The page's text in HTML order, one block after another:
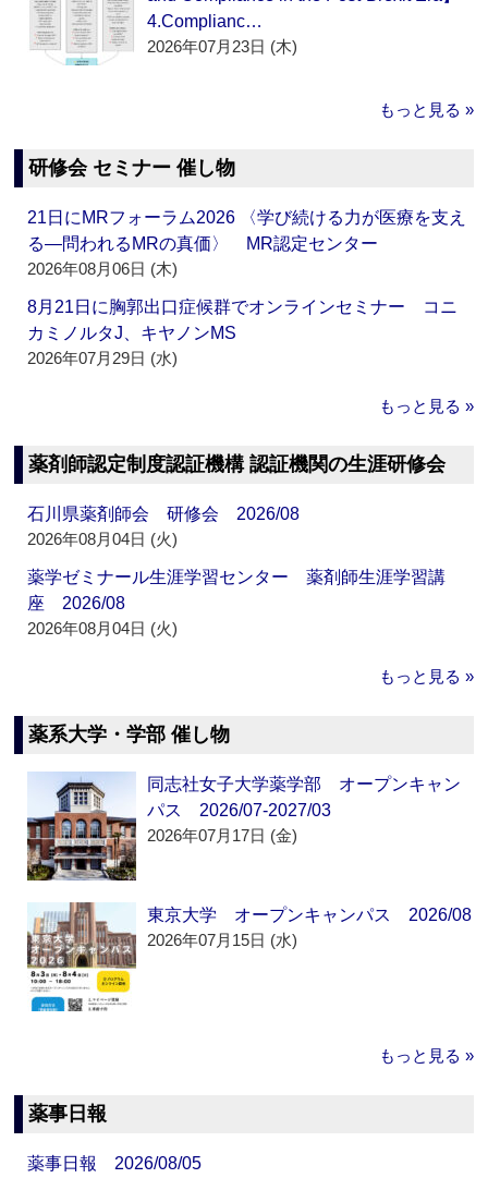
4.Complianc…
2026年07月23日 (木)
もっと見る »
研修会 セミナー 催し物
21日にMRフォーラム2026 〈学び続ける力が医療を支え
る―問われるMRの真価〉 MR認定センター
2026年08月06日 (木)
8月21日に胸郭出口症候群でオンラインセミナー コニ
カミノルタJ、キヤノンMS
2026年07月29日 (水)
もっと見る »
薬剤師認定制度認証機構 認証機関の生涯研修会
石川県薬剤師会 研修会 2026/08
2026年08月04日 (火)
薬学ゼミナール生涯学習センター 薬剤師生涯学習講
座 2026/08
2026年08月04日 (火)
もっと見る »
薬系大学・学部 催し物
同志社女子大学薬学部 オープンキャン
パス 2026/07-2027/03
2026年07月17日 (金)
東京大学 オープンキャンパス 2026/08
2026年07月15日 (水)
もっと見る »
薬事日報
薬事日報 2026/08/05